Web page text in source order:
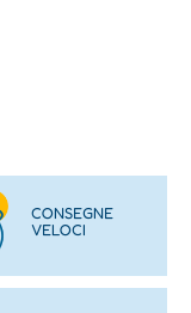
CONSEGNE
VELOCI